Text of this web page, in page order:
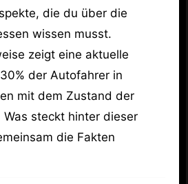
die du über die
wissen musst.
zeigt eine aktuelle
der Autofahrer in
mit dem Zustand der
steckt hinter dieser
die Fakten